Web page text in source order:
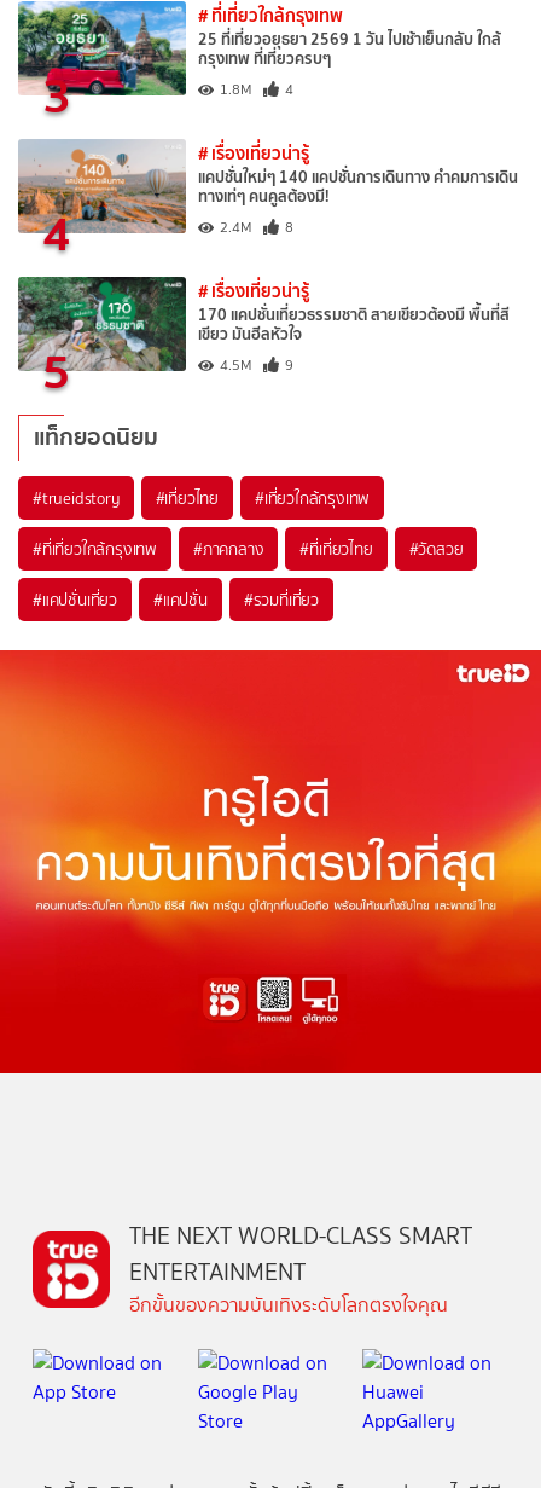
3
# ที่เที่ยวใกล้กรุงเทพ
25 ที่เที่ยวอยุธยา 2569 1 วัน ไปเช้าเย็นกลับ ใกล้
กรุงเทพ ที่เที่ยวครบๆ
1.8M 4
4
# เรื่องเที่ยวน่ารู้
แคปชั่นใหม่ๆ 140 แคปชั่นการเดินทาง คำคมการเดิน
ทางเท่ๆ คนคูลต้องมี!
2.4M 8
5
# เรื่องเที่ยวน่ารู้
170 แคปชั่นเที่ยวธรรมชาติ สายเขียวต้องมี พื้นที่สี
เขียว มันฮีลหัวใจ
4.5M 9
แท็กยอดนิยม
#trueidstory #เที่ยวไทย #เที่ยวใกล้กรุงเทพ
#ที่เที่ยวใกล้กรุงเทพ #ภาคกลาง #ที่เที่ยวไทย #วัดสวย
#แคปชั่นเที่ยว #แคปชั่น #รวมที่เที่ยว
THE NEXT WORLD-CLASS SMART
ENTERTAINMENT
อีกขั้นของความบันเทิงระดับโลกตรงใจคุณ